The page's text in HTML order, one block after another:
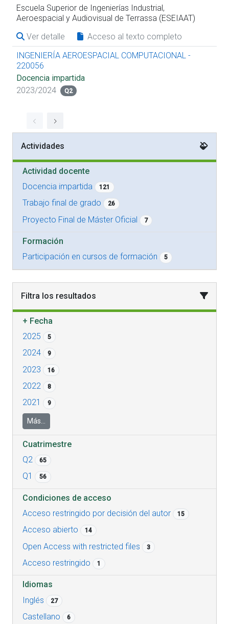
Escuela Superior de Ingenierías Industrial,
Aeroespacial y Audiovisual de Terrassa (ESEIAAT)
Ver detalle
Acceso al texto completo
INGENIERÍA AEROESPACIAL COMPUTACIONAL -
220056
Docencia impartida
2023/2024
Q2
Actividades
Actividad docente
Docencia impartida
121
Trabajo final de grado 26
Proyecto Final de Máster Oficial 7
Formación
Participación en cursos de formación
5
Filtra los resultados
+ Fecha
2025
5
2024 9
2023 16
2022 8
2021 9
Más...
Cuatrimestre
Q2
65
Q1 56
Condiciones de acceso
Acceso restringido por decisión del autor
15
Acceso abierto 14
Open Access with restricted files 3
Acceso restringido 1
Idiomas
Inglés
27
Castellano 6